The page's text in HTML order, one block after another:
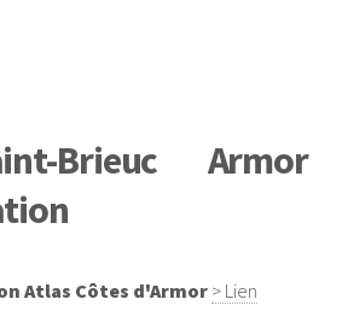
Brieuc Armor
Atlas Côtes d'Armor > Lien